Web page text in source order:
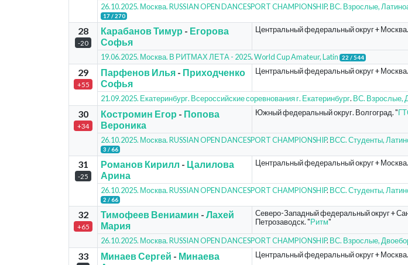
26.10.2025. Москва. RUSSIAN OPEN DANCESPORT CHAMPIONSHIP. ВС. Взрослые,
17 / 270
28
-20
Карабанов Тимур - Егорова
Софья
Центральный федеральный округ +
19.06.2025. Москва. В РИТМАХ ЛЕТА - 2025.World Cup Amateur, Latin 22 / 544
29
+55
Парфенов Илья- Приходченко
Софья
Центральный федеральный округ +
21.09.2025. Екатеринбург. Всероссийские соревнования г. Екатеринбург. ВС. Взрослые,
30
+34
Костромин Егор - Попова
Вероника
Южный федеральный округ. Волгоград. "
26.10.2025. Москва. RUSSIAN OPEN DANCESPORT CHAMPIONSHIP. ВСС. Студенты,
3 / 66
31
-25
Романов Кирилл - Цалилова
Арина
Центральный федеральный округ +
26.10.2025. Москва. RUSSIAN OPEN DANCESPORT CHAMPIONSHIP. ВСС. Студенты,
2 / 66
32
+65
Тимофеев Вениамин - Лахей
Мария
Северо-Западный федеральный округ +
Петрозаводск. "Ритм"
26.10.2025. Москва. RUSSIAN OPEN DANCESPORT CHAMPIONSHIP. ВС. Взрослые,
33 Минаев Сергей - Минаева
Центральный федеральный округ +